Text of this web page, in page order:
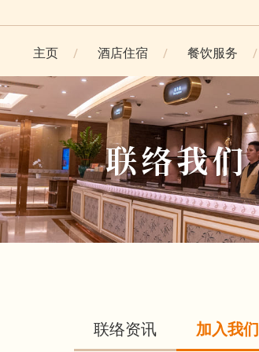
主页 酒店住宿 餐饮服务
联络我们
联络资讯 加入我们